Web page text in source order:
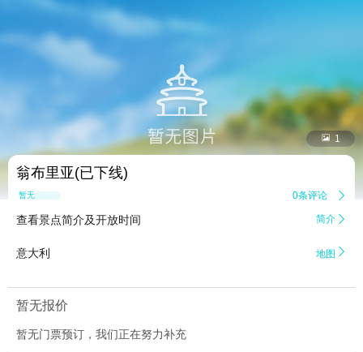
 1
翁布里亚(已下线)
暂无点评 0条评论 
查看景点简介及开放时间 简介 
意大利 地图 
暂无报价
暂无门票预订，我们正在努力补充